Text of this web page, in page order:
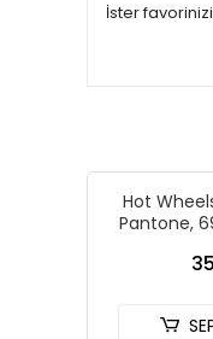
İster
Hot
Pantone,